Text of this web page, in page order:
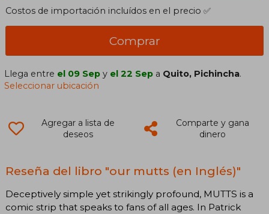
Costos de importación incluídos en el precio ✅
Comprar
Llega entre el 09 Sep y el 22 Sep a Quito, Pichincha.
Seleccionar ubicación
Agregar a lista de
deseos
Comparte y gana
dinero
Reseña del libro "our mutts (en Inglés)"
Deceptively simple yet strikingly profound, MUTTS is a
comic strip that speaks to fans of all ages. In Patrick